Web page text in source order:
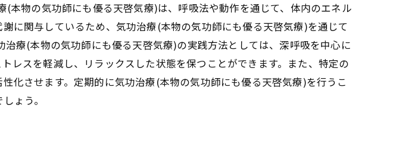
物の気功師にも優る天啓気療)は、呼吸法や動作を通じて、体内のエネル
に関与しているため、気功治療(本物の気功師にも優る天啓気療)を通じて
療(本物の気功師にも優る天啓気療)の実践方法としては、深呼吸を中心に
レスを軽減し、リラックスした状態を保つことができます。また、特定の
化させます。定期的に気功治療(本物の気功師にも優る天啓気療)を行うこ
ょう。